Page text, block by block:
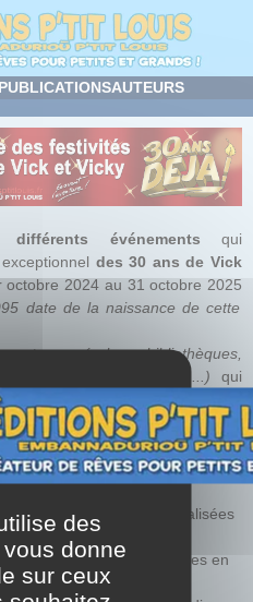
PUBLICATIONSAUTEURS
différents événements qui
des 30 ans de Vick
octobre 2024 au 31 octobre 2025
date de la naissance de cette
et ceux(salons, bibliothèques,
et privées, entreprises, ...) qui
! Cela nous donne de
est la clé du bonheur !
: plus de 50 rencontres
réalisées
festives
réalisées en
des
donne
sur ceux